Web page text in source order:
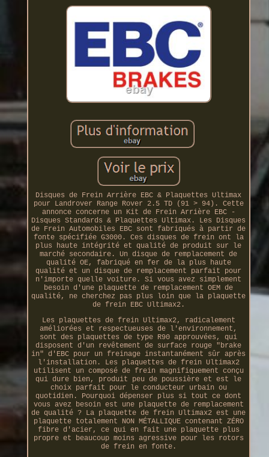
Disques de Frein Arrière EBC & Plaquettes Ultimax
pour Landrover Range Rover 2.5 TD (91 > 94). Cette
annonce concerne un Kit de Frein Arrière EBC -
Disques Standards & Plaquettes Ultimax. Les Disques
de Frein Automobiles EBC sont fabriqués à partir de
fonte spécifiée G3000. Ces disques de frein ont la
plus haute intégrité et qualité de produit sur le
marché secondaire. Un disque de remplacement de
qualité OE, fabriqué en fer de la plus haute
qualité et un disque de remplacement parfait pour
n'importe quelle voiture. Si vous avez simplement
besoin d'une plaquette de remplacement OEM de
qualité, ne cherchez pas plus loin que la plaquette
de frein EBC Ultimax2.
Les plaquettes de frein Ultimax2, radicalement
améliorées et respectueuses de l'environnement,
sont des plaquettes de type R90 approuvées, qui
disposent d'un revêtement de surface rouge "brake
in" d'EBC pour un freinage instantanément sûr après
l'installation. Les plaquettes de frein Ultimax2
utilisent un composé de frein magnifiquement conçu
qui dure bien, produit peu de poussière et est le
choix parfait pour le conducteur urbain ou
quotidien. Pourquoi dépenser plus si tout ce dont
vous avez besoin est une plaquette de remplacement
de qualité ? La plaquette de frein Ultimax2 est une
plaquette totalement NON MÉTALLIQUE contenant ZÉRO
fibre d'acier, ce qui en fait une plaquette plus
propre et beaucoup moins agressive pour les rotors
de frein en fonte.